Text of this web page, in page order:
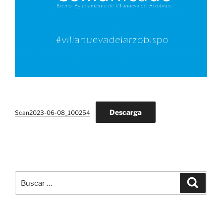
Scan2023-06-08_100254 Descarga
por: